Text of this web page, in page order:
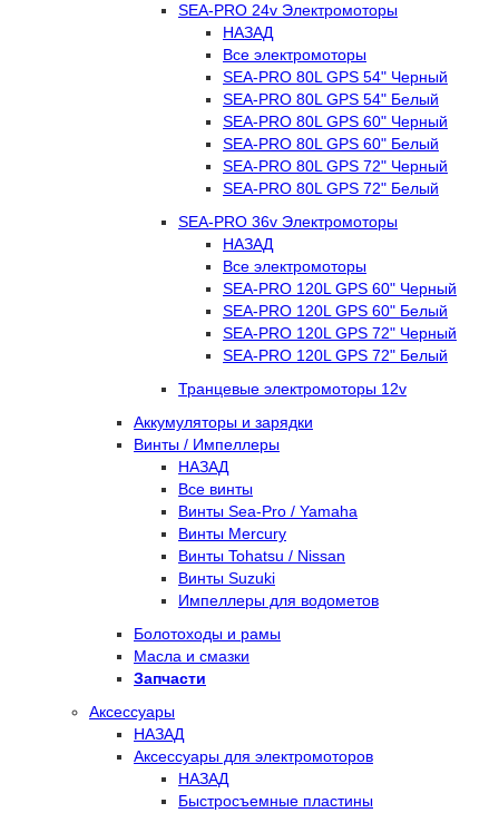
SEA-PRO 24v Электромоторы
НАЗАД
Все электромоторы
SEA-PRO 80L GPS 54" Черный
SEA-PRO 80L GPS 54" Белый
SEA-PRO 80L GPS 60" Черный
SEA-PRO 80L GPS 60" Белый
SEA-PRO 80L GPS 72" Черный
SEA-PRO 80L GPS 72" Белый
SEA-PRO 36v Электромоторы
НАЗАД
Все электромоторы
SEA-PRO 120L GPS 60" Черный
SEA-PRO 120L GPS 60" Белый
SEA-PRO 120L GPS 72" Черный
SEA-PRO 120L GPS 72" Белый
Транцевые электромоторы 12v
Аккумуляторы и зарядки
Винты / Импеллеры
НАЗАД
Все винты
Винты Sea-Pro / Yamaha
Винты Mercury
Винты Tohatsu / Nissan
Винты Suzuki
Импеллеры для водометов
Болотоходы и рамы
Масла и смазки
Запчасти
Аксессуары
НАЗАД
Аксессуары для электромоторов
НАЗАД
Быстросъемные пластины